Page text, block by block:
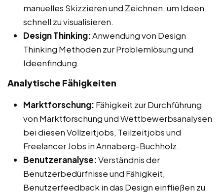
manuelles Skizzieren und Zeichnen, um Ideen
schnell zu visualisieren.
Design Thinking:Anwendung von Design
Thinking Methoden zur Problemlösung und
Ideenfindung.
Analytische Fähigkeiten
Marktforschung: Fähigkeit zur Durchführung
von Marktforschung und Wettbewerbsanalysen
bei diesen Vollzeitjobs, Teilzeitjobs und
Freelancer Jobs in Annaberg-Buchholz.
Benutzeranalyse:Verständnis der
Benutzerbedürfnisse und Fähigkeit,
Benutzerfeedback in das Design einfließen zu